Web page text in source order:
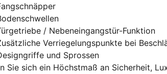
/ Nebeneingangstür-Funktion
Verriegelungspunkte bei
und Sprossen
Sie sich ein Höchstmaß an Sicherheit,